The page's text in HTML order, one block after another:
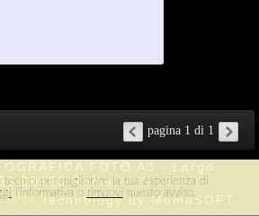
pagina 1 di 1
00183 Roma --Privacy
technology by MomaSOFT
tecnici per migliorare la tua esperienza di
l'informativa o rimuovi questo avviso.